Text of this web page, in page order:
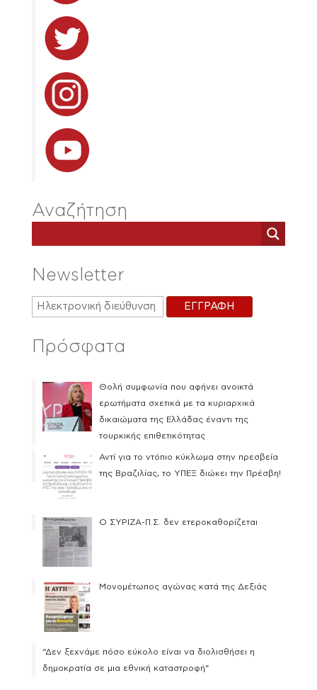
Αναζήτηση
Newsletter
Πρόσφατα
Θολή συμφωνία που αφήνει ανοικτά
ερωτήματα σχετικά με τα κυριαρχικά
δικαιώματα της Ελλάδας έναντι της
τουρκικής επιθετικότητας
Αντί για το ντόπιο κύκλωμα στην πρεσβεία
της Βραζιλίας, το ΥΠΕΞ διώκει την Πρέσβη!
Ο ΣΥΡΙΖΑ-Π.Σ. δεν ετεροκαθορίζεται
Μονομέτωπος αγώνας κατά της Δεξιάς
“Δεν ξεχνάμε πόσο εύκολο είναι να διολισθήσει η
δημοκρατία σε μια εθνική καταστροφή”